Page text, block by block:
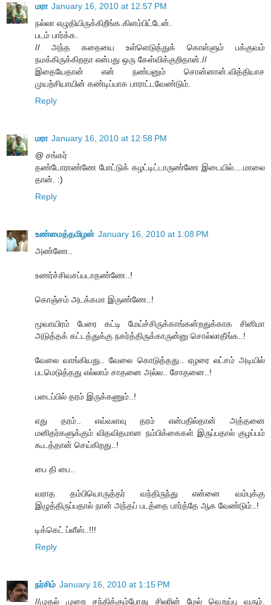
மரா January 16, 2010 at 12:57 PM
நல்லா எழுதியிருக்கிறீங்க.கிளம்பிட்டேன்.
படம் பார்க்க.
// அந்த கதையை உள்ளெடுத்துக் கொள்ளும் பக்குவம்
நமக்கிருக்கிறதா என்பது ஒரு கேள்விக்குறிதான்.//
இதையேதான் என் நண்பனும் சொன்னான்.வித்தியாச
முயற்சியாயின் கண்டிப்பாக பாராட்டவேண்டும்.
Reply
மரா January 16, 2010 at 12:58 PM
@ சங்கர்
தண்டோராண்ணே போட்டுக் கழட்டிட்டாருண்ணே இடையில்....மாலை
தான். :)
Reply
உண்மைத்தமிழன் January 16, 2010 at 1:08 PM
அண்ணே..
உணர்ச்சிவசப்படாதண்ணே..!
கொஞ்சம் அடக்கமா இருண்ணே..!
மூவாயிரம் பேரை கட்டி மேய்ச்சிருக்காங்கன்றதுக்காக சினிமா
அடுத்தக் கட்டத்துக்கு நகர்த்திருக்காருன்னு சொல்லாதீங்க..!
வேலை வாங்கியது.. வேலை கொடுத்தது.. ஏழரை லட்சம் அடியில்
படமெடுத்தது எல்லாம் சாதனை அல்ல.. சோதனை..!
படைப்பில் தரம் இருக்கணும்..!
எது தரம்.. எவ்வளவு தரம் என்பதில்தான் அத்தனை
மனிதர்களுக்கும் விதவிதமான நம்பிக்கைகள் இருப்பதால் குழப்பம்
கூடத்தான் செய்கிறது..!
பை தி பை..
வராத தம்பியொருத்தர் வந்திருந்து என்னை வம்புக்கு
இழுத்திருப்பதால் நான் அந்தப் படத்தை பார்த்தே ஆக வேண்டும்..!
டிக்கெட் ப்ளீஸ்..!!!
Reply
நர்சிம் January 16, 2010 at 1:15 PM
//முதல் முறை சந்திக்கும்போது சிலரின் மேல் வெறுப்பு வரும்.